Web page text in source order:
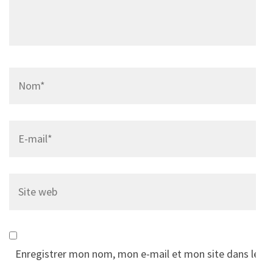
web
Enregistrer mon nom, mon e-mail et mon site dans le